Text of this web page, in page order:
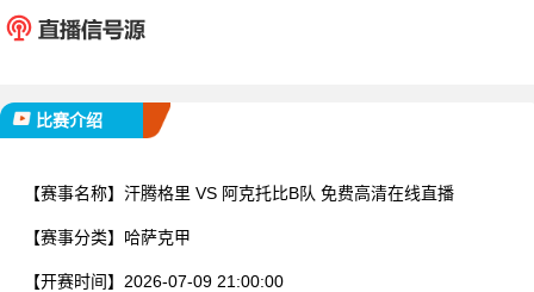
比赛介绍
【赛事名称】 汗腾格里 VS 阿克托比B队 免费高清在线直播
【赛事分类】 哈萨克甲
【开赛时间】 2026-07-09 21:00:00